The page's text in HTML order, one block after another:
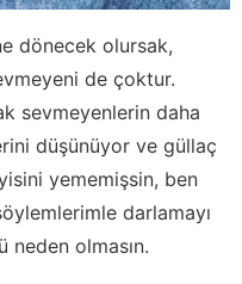
dönecek olursak,
de çoktur.
sevmeyenlerin daha
düşünüyor ve güllaç
yememişsin, ben
darlamayı
olmasın.